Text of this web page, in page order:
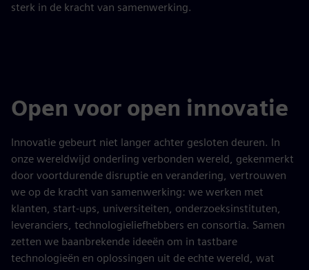
sterk in de kracht van samenwerking.
Open voor open innovatie
Innovatie gebeurt niet langer achter gesloten deuren. In
onze wereldwijd onderling verbonden wereld, gekenmerkt
door voortdurende disruptie en verandering, vertrouwen
we op de kracht van samenwerking: we werken met
klanten, start-ups, universiteiten, onderzoeksinstituten,
leveranciers, technologieliefhebbers en consortia. Samen
zetten we baanbrekende ideeën om in tastbare
technologieën en oplossingen uit de echte wereld, wat